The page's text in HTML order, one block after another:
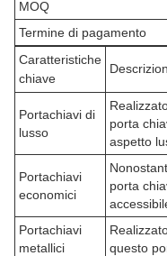
MOQ
Termine di pagamento
Caratteristiche
chiave
Portachiavi di
lusso
porta
aspetto
Portachiavi
economici
porta
Portachiavi
metallici
questo